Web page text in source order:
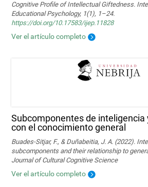
Cognitive Profile of Intellectual Giftedness.
Educational Psychology, 1(1), 1–24.
https://doi.org/10.17583/ijep.11828
Ver el artículo completo
Subcomponentes de inteligencia
con el conocimiento general
Buades-Sitjar, F., & Duñabeitia, J. A. (2022).
subcomponents and their relationship to
Journal of Cultural Cognitive Science
Ver el artículo completo